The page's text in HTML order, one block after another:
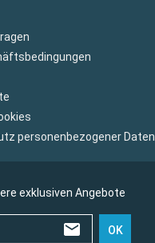
personenbezogener Daten
exklusiven Angebote
OK